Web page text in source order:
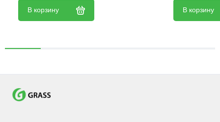
В корзину В корзину